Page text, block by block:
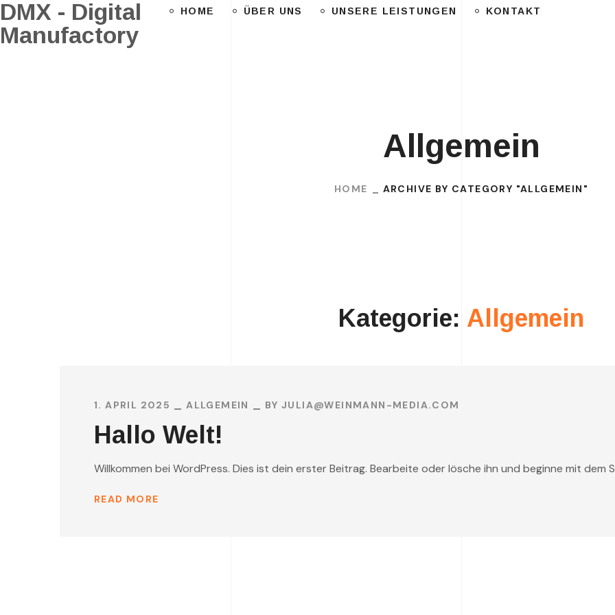
DMX - Digital
Manufactory
HOME ÜBER UNS UNSERE LEISTUNGEN KONTAKT
Allgemein
HOME ARCHIVE BY CATEGORY "ALLGEMEIN"
Kategorie: Allgemein
1. APRIL 2025 ALLGEMEIN BYJULIA@WEINMANN-MEDIA.COM
Hallo Welt!
Willkommen bei WordPress. Dies ist dein erster Beitrag. Bearbeite oder lösche ihn und beginne mit dem
READ MORE